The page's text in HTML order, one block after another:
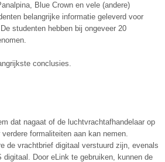
Blue Crown en vele (andere)
belangrijke informatie geleverd voor
studenten hebben bij ongeveer 20
conclusies.
dat nagaat of de luchtvrachtafhandelaar op
formaliteiten aan kan nemen.
de vrachtbrief digitaal verstuurd zijn, evenals
digitaal. Door eLink te gebruiken, kunnen de